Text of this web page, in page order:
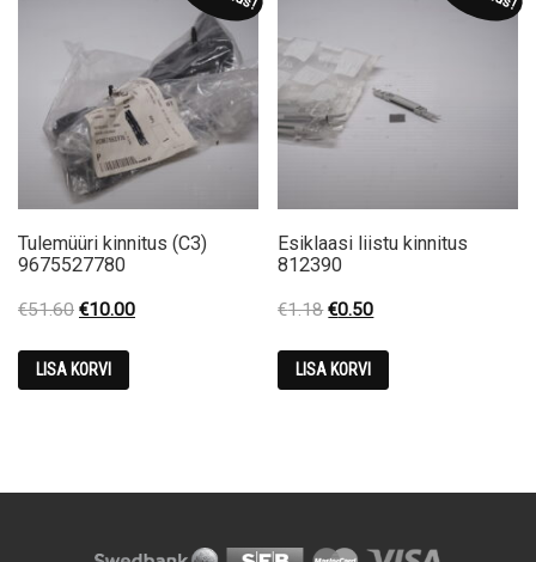
Tulemüüri kinnitus (C3)
9675527780
€51.60 Original
was:
€51.60.
€10.00Current
LISA KORVI
Esiklaasi liistu kinnitus
812390
€1.18 Original
was:
€1.18.
€0.50Current
€0.50.
LISA KORVI